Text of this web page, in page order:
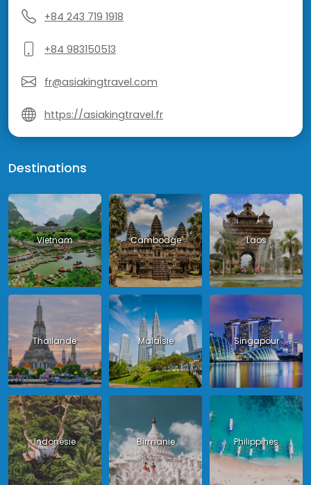
+84 243 719 1918
+84 983150513
fr@asiakingtravel.com
https://asiakingtravel.fr
Destinations
Vietnam Cambodge Laos
Thailande Malaisie Singapour
Indonésie Birmanie Philippines